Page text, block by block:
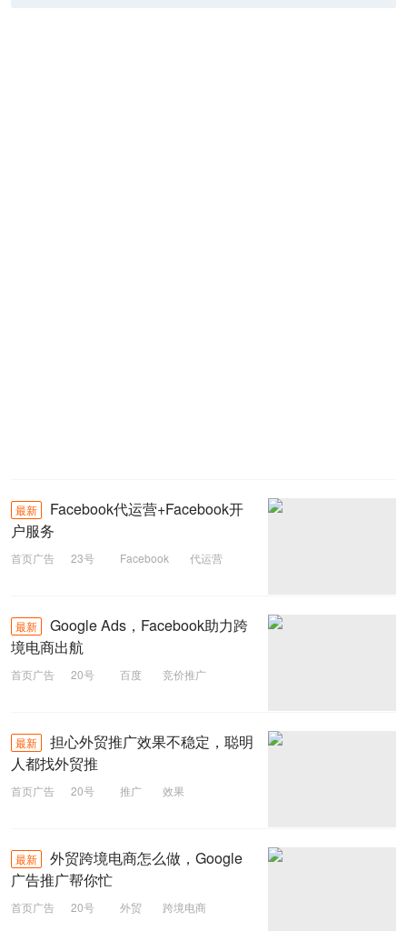
最新
Facebook代运营+Facebook开
户服务
首页广告 23号 Facebook
代运营
最新
Google Ads，Facebook助力跨
境电商出航
首页广告 20号 百度
竞价推广
最新
担心外贸推广效果不稳定，聪明
人都找外贸推
首页广告 20号 推广
效果
最新
外贸跨境电商怎么做，Google
广告推广帮你忙
首页广告 20号 外贸
跨境电商